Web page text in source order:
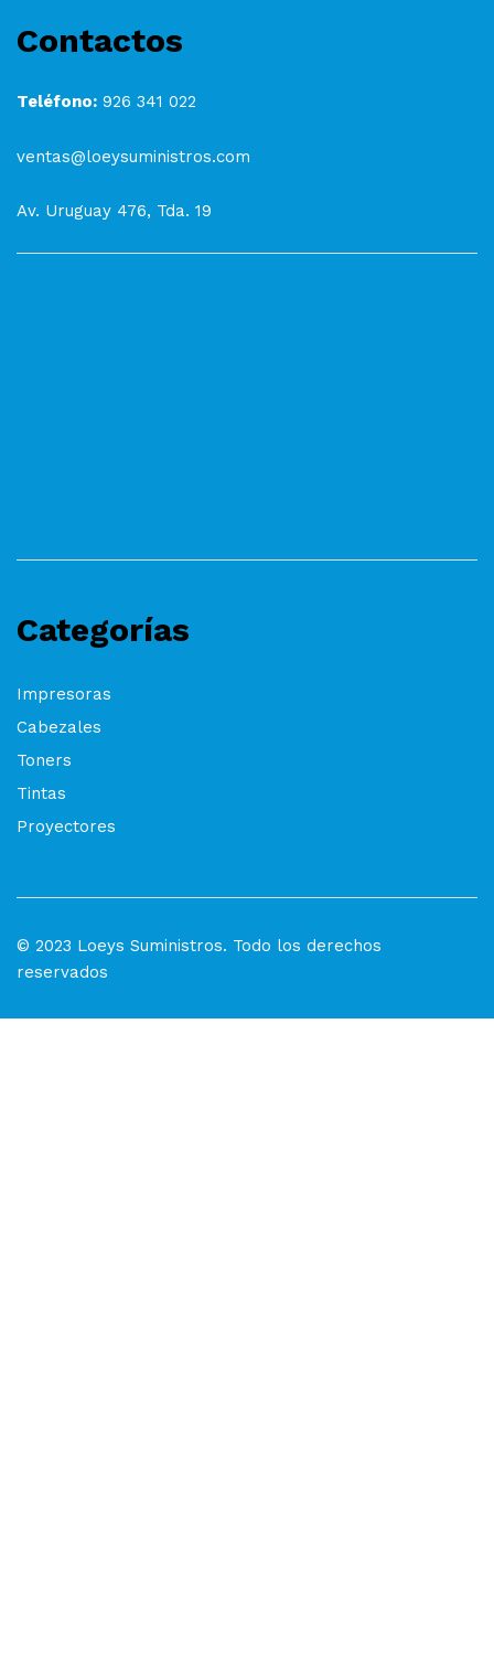
Contactos
Teléfono: 926 341 022
ventas@loeysuministros.com
Av. Uruguay 476, Tda. 19
Categorías
Impresoras
Cabezales
Toners
Tintas
Proyectores
© 2023 Loeys Suministros. Todo los derechos
reservados